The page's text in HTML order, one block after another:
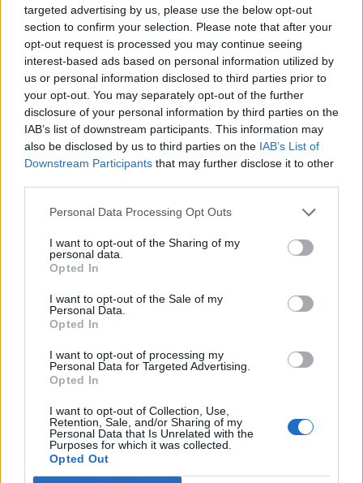
targeted advertising by us, please use the below opt-out
section to confirm your selection. Please note that after your
opt-out request is processed you may continue seeing
interest-based ads based on personal information utilized by
us or personal information disclosed to third parties prior to
your opt-out. You may separately opt-out of the further
disclosure of your personal information by third parties on the
IAB’s list of downstream participants. This information may
also be disclosed by us to third parties on the IAB’s List of
Downstream Participants that may further disclose it to other
Personal Data Processing Opt Outs
I want to opt-out of the Sharing of my
personal data.
Opted In
I want to opt-out of the Sale of my
Personal Data.
Opted In
I want to opt-out of processing my
Personal Data for Targeted Advertising.
Opted In
I want to opt-out of Collection, Use,
Retention, Sale, and/or Sharing of my
Personal Data that Is Unrelated with the
Purposes for which it was collected.
Opted Out
Az Európa Alap 22 lakást vásárolt a hévízi Római
Lakópark négy társasházi épületében - áll az alap
heti jelentésében. A közel fél hektáros parkban
lévő épületekben lévő két szobás lakások átlagos
mérete 50 m2.
A lakások üdülési célra kiválóan alkalmasak, hiszen a
hévízi termáltótól mindössze 600 méterre találhatók. A
tartozik hozzá. Az Alap az ingatlanokat folyamatosan
értékesíteni kívánja. A lakások üdülési célú hasznosítás
mellett befektetésnek is kiválóan...
KEDVES OLVASÓNK!
tartozik, melynek olvasása előfizetéses
regisztrációhoz kötött.
Az előfizetés a következőket tartalmazza:
Portfolio.hu teljes cikkarchívum
Kötéslisták: BÉT elmúlt 2 év napon belüli
kötéslistái